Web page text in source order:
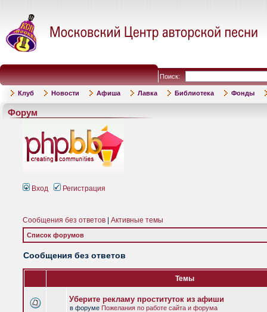
Поиск:
Клуб Новости Афиша Лавка Библиотека Фонды
Форум
Вход Регистрация
Сообщения без ответов Активные темы
Список форумов
Сообщения без ответов
Темы
Уберите рекламу проституток из афиши
в форуме Пожелания по работе сайта и форума